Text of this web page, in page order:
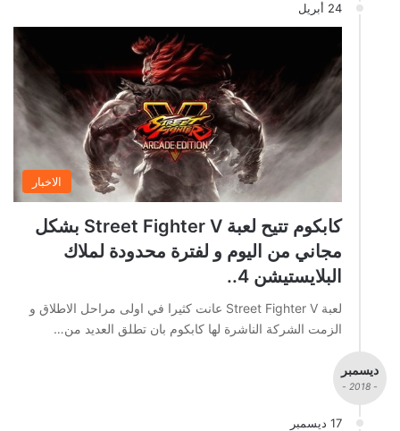
24 أبريل
الاخبار
كابكوم تتيح لعبة Street Fighter V بشكل
مجاني من اليوم و لفترة محدودة لملاك
البلايستيشن 4..
لعبة Street Fighter V عانت كثيرا في اولى مراحل الاطلاق و
الزمت الشركة الناشرة لها كابكوم بان تطلق العديد من…
ديسمبر
- 2018 -
17 ديسمبر